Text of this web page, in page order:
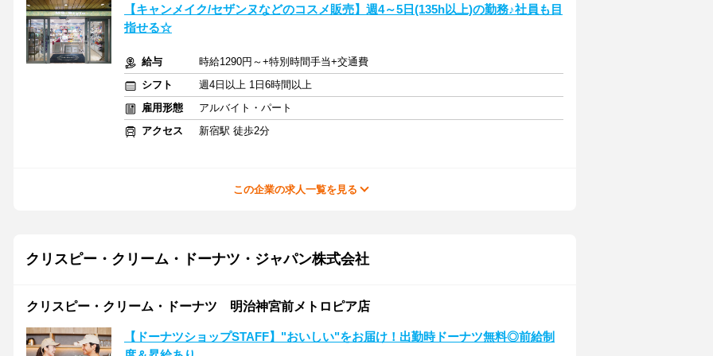
【キャンメイク/セザンヌなどのコスメ販売】週4～5日(135h以上)の勤務♪社員も目
指せる☆
給与
時給1290円～+特別時間手当+交通費
シフト
週4日以上 1日6時間以上
雇用形態
アルバイト・パート
アクセス
新宿駅 徒歩2分
この企業の求人一覧を見る
クリスピー・クリーム・ドーナツ・ジャパン株式会社
クリスピー・クリーム・ドーナツ 明治神宮前メトロピア店
【ドーナツショップSTAFF】"おいしい"をお届け！出勤時ドーナツ無料◎前給制